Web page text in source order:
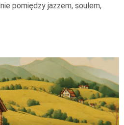
pomiędzy jazzem, soulem,